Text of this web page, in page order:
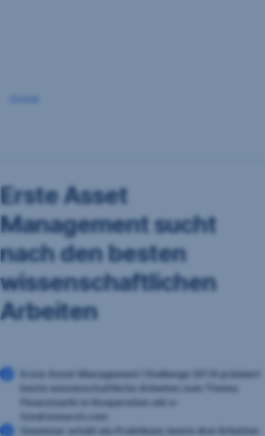
Erste Asset
Management sucht
nach den besten
wissenschaftlichen
Arbeiten
Erste Asset Management Challenge 2018 prämiert
beste wissenschaftliche Arbeiten zum Thema
Finanzmarkt in Kooperation mit e-
fundresearch.com
Gewinner erhält ein Praktikum; beste drei Arbeiten